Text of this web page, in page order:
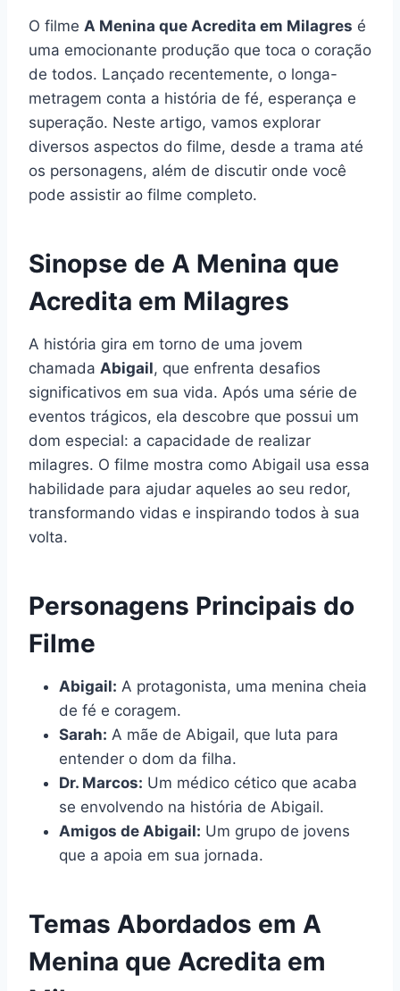
O filme A Menina que Acredita em Milagres é
uma emocionante produção que toca o coração
de todos. Lançado recentemente, o longa-
metragem conta a história de fé, esperança e
superação. Neste artigo, vamos explorar
diversos aspectos do filme, desde a trama até
os personagens, além de discutir onde você
pode assistir ao filme completo.
Sinopse de A Menina que
Acredita em Milagres
A história gira em torno de uma jovem
chamada Abigail, que enfrenta desafios
significativos em sua vida. Após uma série de
eventos trágicos, ela descobre que possui um
dom especial: a capacidade de realizar
milagres. O filme mostra como Abigail usa essa
habilidade para ajudar aqueles ao seu redor,
transformando vidas e inspirando todos à sua
volta.
Personagens Principais do
Filme
Abigail: A protagonista, uma menina cheia
de fé e coragem.
Sarah: A mãe de Abigail, que luta para
entender o dom da filha.
Dr. Marcos: Um médico cético que acaba
se envolvendo na história de Abigail.
Amigos de Abigail: Um grupo de jovens
que a apoia em sua jornada.
Temas Abordados em A
Menina que Acredita em